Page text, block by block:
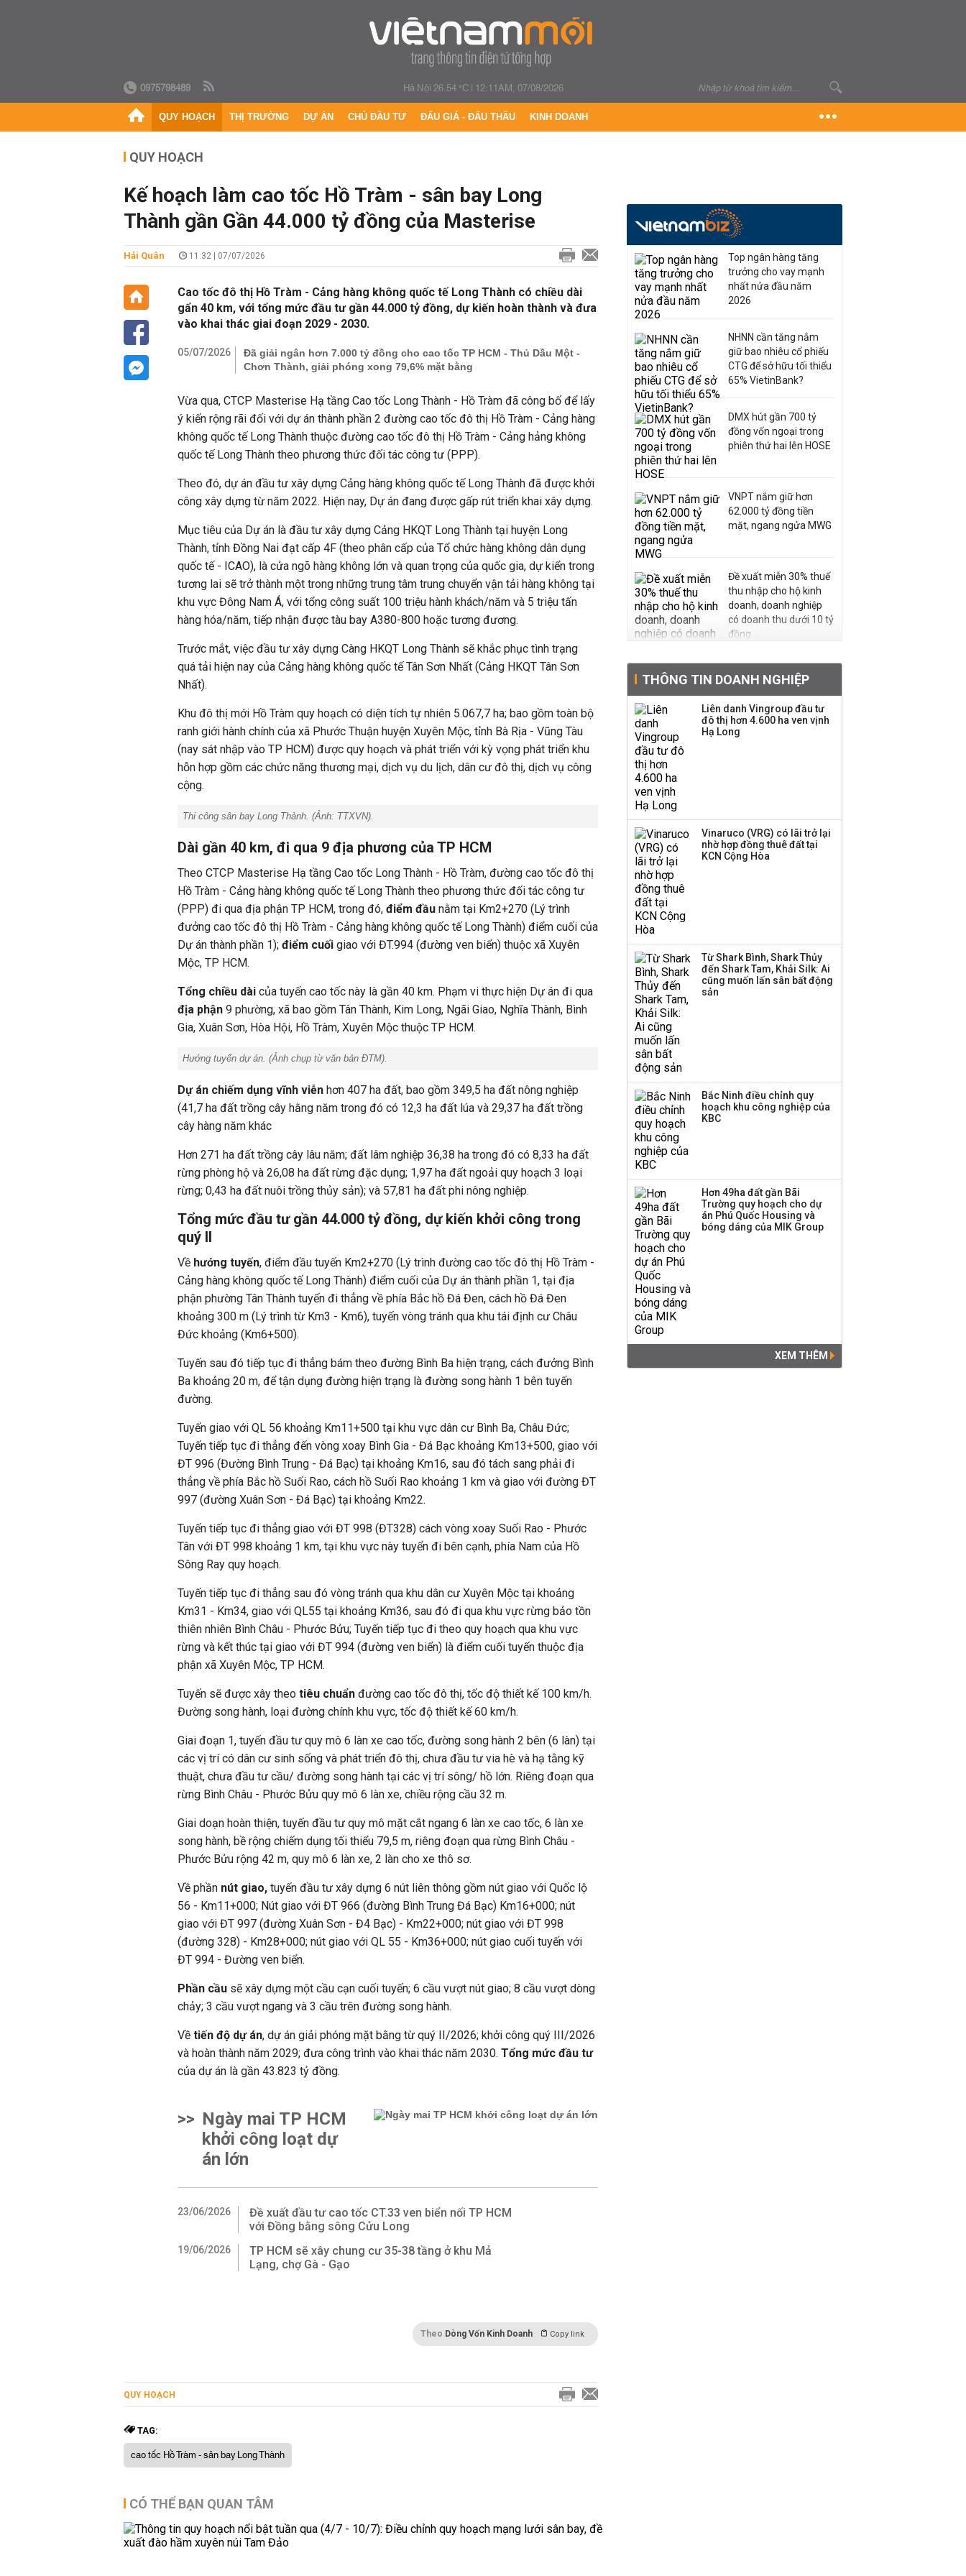
0975798489 Hà Nội 26.54 °C| 12:11AM, 07/08/2026
QUY HOẠCH THỊ TRƯỜNG DỰ ÁN CHỦ ĐẦU TƯ ĐẤU GIÁ - ĐẤU THẦU KINH DOANH
QUY HOẠCH
Kế hoạch làm cao tốc Hồ Tràm - sân bay Long
Thành gần Gần 44.000 tỷ đồng của Masterise
Hải Quân 11:32 | 07/07/2026
Cao tốc đô thị Hồ Tràm - Cảng hàng không quốc tế Long Thành có chiều dài
gẩn 40 km, với tổng mức đầu tư gần 44.000 tỷ đồng, dự kiến hoàn thành và đưa
vào khai thác giai đoạn 2029 - 2030.
05/07/2026
Đã giải ngân hơn 7.000 tỷ đồng cho cao tốc TP HCM - Thủ Dầu Một -
Chơn Thành, giải phóng xong 79,6% mặt bằng
Vừa qua, CTCP Masterise Hạ tầng Cao tốc Long Thành - Hồ Tràm đã công bố để lấy
ý kiến rộng rãi đối với dự án thành phần 2 đường cao tốc đô thị Hồ Tràm - Cảng hàng
không quốc tế Long Thành thuộc đường cao tốc đô thị Hồ Tràm - Cảng hảng không
quốc tế Long Thành theo phương thức đối tác công tư (PPP).
Theo đó, dự án đầu tư xây dựng Cảng hàng không quốc tế Long Thành đã được khởi
công xây dựng từ năm 2022. Hiện nay, Dự án đang được gấp rút triển khai xây dựng.
Mục tiêu của Dự án là đầu tư xây dựng Cảng HKQT Long Thành tại huyện Long
Thành, tỉnh Đồng Nai đạt cấp 4F (theo phân cấp của Tổ chức hàng không dân dụng
quốc tế - ICAO), là cửa ngõ hàng không lớn và quan trọng của quốc gia, dự kiển trong
tương lai sẽ trở thành một trong những trung tâm trung chuyển vận tải hàng không tại
khu vực Đông Nam Á, với tổng công suất 100 triệu hành khách/năm và 5 triệu tấn
hàng hóa/năm, tiếp nhận được tàu bay A380-800 hoặc tương đương.
Trước mắt, việc đầu tư xây dựng Càng HKQT Long Thành sẽ khắc phục tình trạng
quá tải hiện nay của Cảng hàng không quốc tế Tân Sơn Nhất (Cảng HKQT Tân Sơn
Nhất).
Khu đô thị mới Hồ Tràm quy hoạch có diện tích tự nhiên 5.067,7 ha; bao gồm toàn bộ
ranh giới hành chính của xã Phước Thuận huyện Xuyên Mộc, tỉnh Bà Rịa - Vũng Tàu
(nay sát nhập vào TP HCM) được quy hoạch và phát triển với kỳ vọng phát triển khu
hỗn hợp gồm các chức năng thương mại, dịch vụ du lịch, dân cư đô thị, dịch vụ công
cộng.
Thi công sân bay Long Thành. (Ảnh: TTXVN).
Dài gần 40 km, đi qua 9 địa phương của TP HCM
Theo CTCP Masterise Hạ tầng Cao tốc Long Thành - Hồ Tràm, đường cao tốc đô thị
Hồ Tràm - Cảng hàng không quốc tế Long Thành theo phương thức đối tác công tư
(PPP) đi qua địa phận TP HCM, trong đó, điểm đầu nằm tại Km2+270 (Lý trình
đưởng cao tốc đô thị Hồ Tràm - Cảng hàng không quốc tế Long Thành) điểm cuối của
Dự án thành phần 1); điểm cuối giao với ĐT.994 (đường ven biển) thuộc xã Xuyên
Mộc, TP HCM.
Tổng chiều dài của tuyến cao tốc này là gần 40 km. Phạm vi thực hiện Dự án đi qua
địa phận 9 phường, xã bao gồm Tân Thành, Kim Long, Ngãi Giao, Nghĩa Thành, Bình
Gia, Xuân Sơn, Hòa Hội, Hồ Tràm, Xuyên Mộc thuộc TP HCM.
Hướng tuyến dự án. (Ảnh chụp từ văn bản ĐTM).
Dự án chiếm dụng vĩnh viễn hơn 407 ha đất, bao gồm 349,5 ha đất nông nghiệp
(41,7 ha đất trồng cây hằng năm trong đó có 12,3 ha đất lúa và 29,37 ha đất trồng
cây hàng năm khác
Hơn 271 ha đất trồng cây lâu năm; đất lâm nghiệp 36,38 ha trong đó có 8,33 ha đất
rừng phòng hộ và 26,08 ha đất rừng đặc dụng; 1,97 ha đất ngoải quy hoạch 3 loại
rừng; 0,43 ha đất nuôi trồng thủy sản); và 57,81 ha đất phi nông nghiệp.
Tổng mức đầu tư gần 44.000 tỷ đồng, dự kiến khởi công trong
quý II
Về hướng tuyến, điểm đầu tuyến Km2+270 (Lý trình đường cao tốc đô thị Hồ Tràm -
Cảng hàng không quốc tế Long Thành) điểm cuối của Dự án thành phần 1, tại địa
phận phường Tân Thành tuyến đi thẳng về phía Bắc hồ Đá Đen, cách hồ Đá Đen
khoảng 300 m (Lý trình từ Km3 - Km6), tuyến vòng tránh qua khu tái định cư Châu
Đức khoảng (Km6+500).
Tuyến sau đó tiếp tục đi thẳng bám theo đường Bình Ba hiện trạng, cách đưởng Bình
Ba khoảng 20 m, để tận dụng đường hiện trạng là đường song hành 1 bên tuyến
đường.
Tuyến giao với QL 56 khoảng Km11+500 tại khu vực dân cư Bình Ba, Châu Đức;
Tuyến tiếp tục đi thẳng đến vòng xoay Bình Gia - Đá Bạc khoảng Km13+500, giao với
ĐT 996 (Đường Bình Trung - Đá Bạc) tại khoảng Km16, sau đó tách sang phải đi
thẳng về phía Bắc hồ Suối Rao, cách hồ Suối Rao khoảng 1 km và giao với đường ĐT
997 (đường Xuân Sơn - Đá Bạc) tại khoảng Km22.
Tuyến tiếp tục đi thẳng giao với ĐT 998 (ĐT328) cách vòng xoay Suối Rao - Phước
Tân với ĐT 998 khoảng 1 km, tại khu vực này tuyển đi bên cạnh, phía Nam của Hồ
Sông Ray quy hoạch.
Tuyến tiếp tục đi thẳng sau đó vòng tránh qua khu dân cư Xuyên Mộc tại khoảng
Km31 - Km34, giao với QL55 tại khoảng Km36, sau đó đi qua khu vực rừng bảo tồn
thiên nhiên Bình Châu - Phước Bửu; Tuyến tiếp tục đi theo quy hoạch qua khu vực
rừng và kết thúc tại giao với ĐT 994 (đường ven biển) là điểm cuối tuyến thuộc địa
phận xã Xuyên Mộc, TP HCM.
Tuyến sẽ được xây theo tiêu chuẩn đường cao tốc đô thị, tốc độ thiết kế 100 km/h.
Đường song hành, loại đường chính khu vực, tốc độ thiết kế 60 km/h.
Giai đoạn 1, tuyến đầu tư quy mô 6 làn xe cao tốc, đường song hành 2 bên (6 làn) tại
các vị trí có dân cư sinh sống và phát triển đô thị, chưa đầu tư via hè và hạ tằng kỹ
thuật, chưa đầu tư cầu/ đường song hành tại các vị trí sông/ hồ lớn. Riêng đoạn qua
rừng Bình Châu - Phước Bửu quy mô 6 làn xe, chiều rộng cầu 32 m.
Giai doạn hoàn thiện, tuyến đầu tư quy mô mặt cắt ngang 6 làn xe cao tốc, 6 làn xe
song hành, bề rộng chiếm dụng tối thiểu 79,5 m, riêng đoạn qua rừng Bình Châu -
Phước Bửu rộng 42 m, quy mô 6 làn xe, 2 làn cho xe thô sơ.
Về phần nút giao, tuyến đầu tư xây dựng 6 nút liên thông gồm nút giao với Quốc lộ
56 - Km11+000; Nút giao với ĐT 966 (đường Bình Trung Đá Bạc) Km16+000; nút
giao với ĐT 997 (đường Xuân Sơn - Đ4 Bạc) - Km22+000; nút giao với ĐT 998
(đường 328) - Km28+000; nút giao với QL 55 - Km36+000; nút giao cuối tuyến với
ĐT 994 - Đường ven biển.
Phần cầu sẽ xây dựng một cầu cạn cuối tuyến; 6 cầu vượt nút giao; 8 cầu vượt dòng
chảy; 3 cầu vượt ngang và 3 cầu trên đường song hành.
Về tiến độ dự án, dự án giải phóng mặt bằng từ quý II/2026; khởi công quý III/2026
và hoàn thành năm 2029; đưa công trình vào khai thác năm 2030. Tổng mức đầu tư
của dự án là gần 43.823 tỷ đồng.
>> Ngày mai TP HCM
khởi công loạt dự
án lớn
23/06/2026
Đề xuất đầu tư cao tốc CT.33 ven biển nối TP HCM
với Đồng bằng sông Cửu Long
19/06/2026
TP HCM sẽ xây chung cư 35-38 tầng ở khu Mả
Lạng, chợ Gà - Gạo
Theo Dòng Vốn Kinh Doanh Copy link
QUY HOẠCH
TAG:
cao tốc Hồ Tràm - sân bay Long Thành
CÓ THỂ BẠN QUAN TÂM
Top ngân hàng tăng
trưởng cho vay mạnh
nhất nửa đầu năm
2026
NHNN cần tăng nắm
giữ bao nhiêu cổ phiếu
CTG để sở hữu tối thiểu
65% VietinBank?
DMX hút gần 700 tỷ
đồng vốn ngoại trong
phiên thứ hai lên HOSE
VNPT nắm giữ hơn
62.000 tỷ đồng tiền
mặt, ngang ngửa MWG
Đề xuất miễn 30% thuế
thu nhập cho hộ kinh
doanh, doanh nghiệp
có doanh thu dưới 10 tỷ
đồng
gần 500 triệu cổ phiếu,
tăng vốn lên gần
77.800 tỷ
phiếu, người làm chủ
tịch ở tuổi 27
Việt Nam muốn phát
triển quỹ hưu trí: Từ tiết
kiệm gia đình thành
THÔNG TIN DOANH NGHIỆP
Liên danh Vingroup đầu tư
đô thị hơn 4.600 ha ven vịnh
Hạ Long
Vinaruco (VRG) có lãi trở lại
nhờ hợp đồng thuê đất tại
KCN Cộng Hòa
Từ Shark Bình, Shark Thủy
đến Shark Tam, Khải Silk: Ai
cũng muốn lấn sân bất động
sản
Bắc Ninh điều chỉnh quy
hoạch khu công nghiệp của
KBC
Hơn 49ha đất gần Bãi
Trường quy hoạch cho dự
án Phú Quốc Housing và
bóng dáng của MIK Group
XEM THÊM